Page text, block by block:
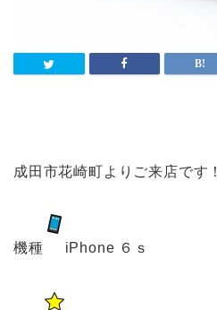
成田市花崎町よりご来店です！
機種 iPhone ６ｓ